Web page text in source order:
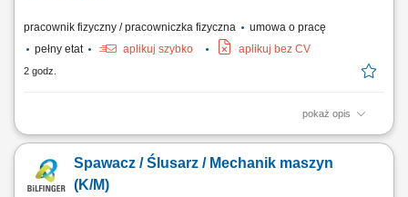
pracownik fizyczny / pracowniczka fizyczna
umowa o pracę
pełny etat
aplikuj szybko aplikuj bez CV
2 godz.
pokaż opis
Opis stanowiska: Wykonywanie prac malarskich i natryskowych zgodnie
wykończenia, Szlifowanie, szpachlowanie i inne prace
przygotowawcze, Dbałość o terminową realizację zadań i wysoką
Spawacz / Ślusarz / Mechanik maszyn
(K/M)